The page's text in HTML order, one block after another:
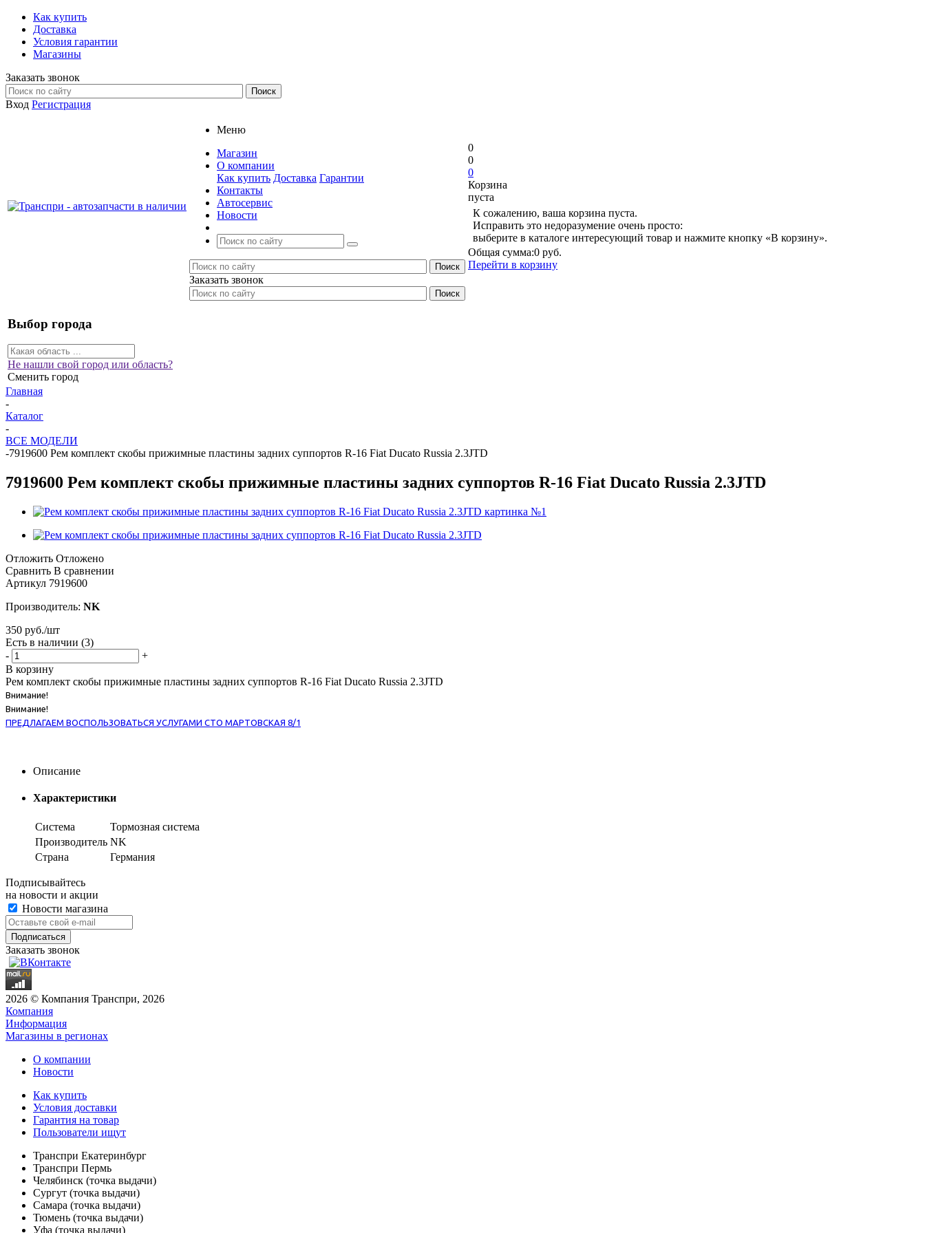
Как купить
Доставка
Условия гарантии
Магазины
Заказать звонок
Вход Регистрация
Меню
Магазин
О компании
Как купить Доставка Гарантии
Контакты
Автосервис
Новости
Заказать звонок
0
0
0
Корзина
пуста
К сожалению, ваша корзина пуста.
Исправить это недоразумение очень просто:
выберите в каталоге интересующий товар и нажмите кнопку «В корзину».
Общая сумма:0 руб.
Перейти в корзину
Выбор города
Не нашли свой город или область?
Сменить город
Главная
-
Каталог
-
ВСЕ МОДЕЛИ
-7919600 Рем комплект скобы прижимные пластины задних суппортов R-16 Fiat Ducato Russia 2.3JTD
7919600 Рем комплект скобы прижимные пластины задних суппортов R-16 Fiat Ducato Russia 2.3JTD
Отложить Отложено
Сравнить В сравнении
Артикул 7919600
Производитель: NK
350 руб./шт
Есть в наличии (3)
-
+
В корзину
Рем комплект скобы прижимные пластины задних суппортов R-16 Fiat Ducato Russia 2.3JTD
Внимание!
Внимание!
ПРЕДЛАГАЕМ ВОСПОЛЬЗОВАТЬСЯ УСЛУГАМИ СТО МАРТОВСКАЯ 8/1
Описание
Характеристики
Система
Тормозная система
Производитель NK
Страна
Германия
Подписывайтесь
на новости и акции
Новости магазина
Заказать звонок
2026 © Компания Транспри, 2026
Компания
Информация
Магазины в регионах
О компании
Новости
Как купить
Условия доставки
Гарантия на товар
Пользователи ищут
Транспри Екатеринбург
Транспри Пермь
Челябинск (точка выдачи)
Сургут (точка выдачи)
Самара (точка выдачи)
Тюмень (точка выдачи)
Уфа (точка выдачи)